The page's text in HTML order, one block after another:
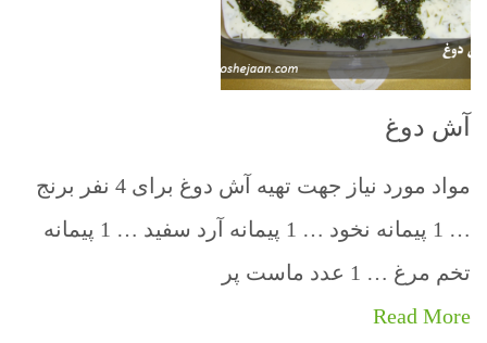
آش دوغ
مواد مورد نیاز جهت تهیه آش دوغ برای 4 نفر برنج
… 1 پیمانه نخود … 1 پیمانه آرد سفید … 1 پیمانه
تخم مرغ … 1 عدد ماست پر
Read More